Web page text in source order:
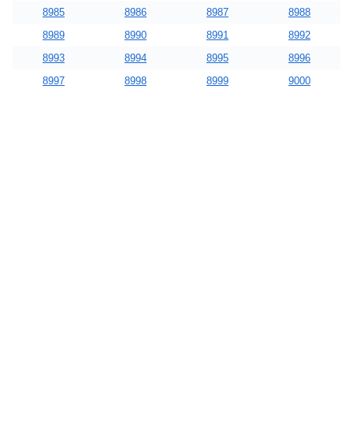
8985
8986 8987
8988
8989
8990 8991
8992
8993
8994 8995
8996
8997
8998 8999 9000